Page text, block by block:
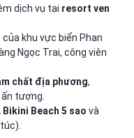
dịch vụ tại resort ven
khu vực biển Phan
Ngọc Trai, công viên
chất địa phương,
ấn tượng.
Beach 5 sao và